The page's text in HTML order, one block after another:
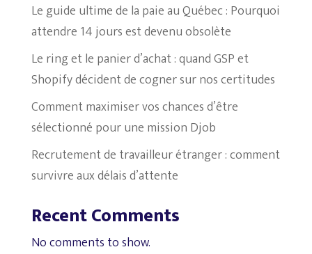
Le guide ultime de la paie au Québec : Pourquoi
attendre 14 jours est devenu obsolète
Le ring et le panier d’achat : quand GSP et
Shopify décident de cogner sur nos certitudes
Comment maximiser vos chances d’être
sélectionné pour une mission Djob
Recrutement de travailleur étranger : comment
survivre aux délais d’attente
Recent Comments
No comments to show.